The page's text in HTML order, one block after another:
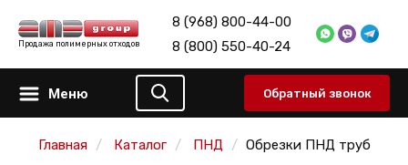
Продажа полимерных отходов
8 (968) 800-44-00
8 (800) 550-40-24
Меню Обратный звонок
Главная Каталог ПНД Обрезки ПНД труб